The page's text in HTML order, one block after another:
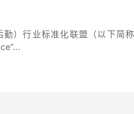
）行业标准化联盟（以下简